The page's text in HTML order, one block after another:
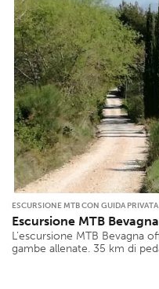
ESCURSIONE MTB CON GUIDA PRIVATA
Escursione MTB
L’escursione MTB Bevagna
gambe allenate. 35 km di